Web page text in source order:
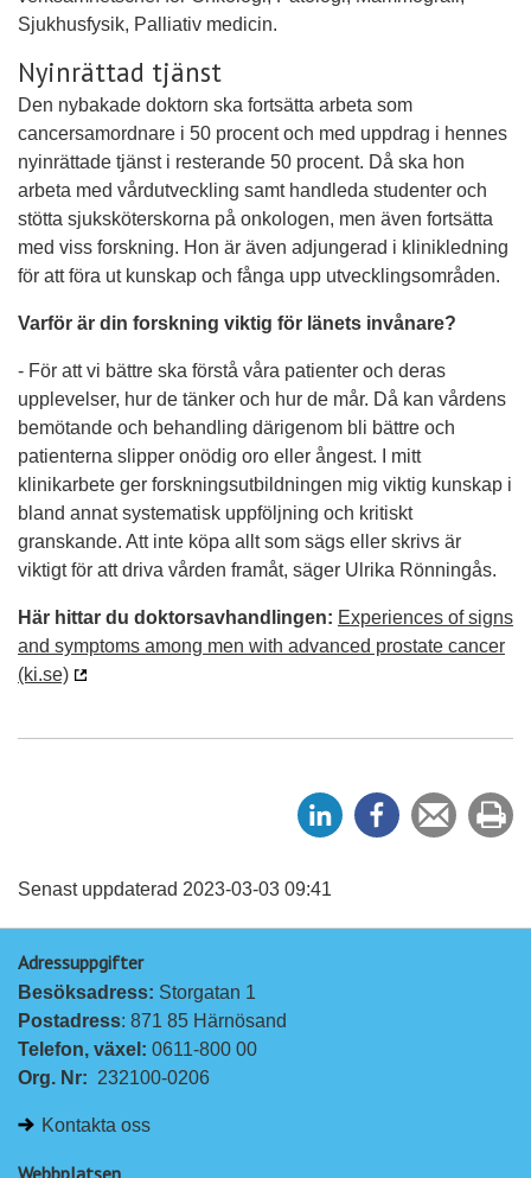
Sjukhusfysik, Palliativ medicin.
Nyinrättad tjänst
Den nybakade doktorn ska fortsätta arbeta som
cancersamordnare i 50 procent och med uppdrag i hennes
nyinrättade tjänst i resterande 50 procent. Då ska hon
arbeta med vårdutveckling samt handleda studenter och
stötta sjuksköterskorna på onkologen, men även fortsätta
med viss forskning. Hon är även adjungerad i klinikledning
för att föra ut kunskap och fånga upp utvecklingsområden.
Varför är din forskning viktig för länets invånare?
- För att vi bättre ska förstå våra patienter och deras
upplevelser, hur de tänker och hur de mår. Då kan vårdens
bemötande och behandling därigenom bli bättre och
patienterna slipper onödig oro eller ångest. I mitt
klinikarbete ger forskningsutbildningen mig viktig kunskap i
bland annat systematisk uppföljning och kritiskt
granskande. Att inte köpa allt som sägs eller skrivs är
viktigt för att driva vården framåt, säger Ulrika Rönningås.
Här hittar du doktorsavhandlingen: Experiences of signs
and symptoms among men with advanced prostate cancer
(ki.se)
e
e
Tipsa
en
ut
Senast uppdaterad 2023-03-03 09:41
Adressuppgifter
Besöksadress: Storgatan 1
Postadress: 871 85 Härnösand
Telefon, växel: 0611-800 00
Org. Nr: 232100-0206
Kontakta oss